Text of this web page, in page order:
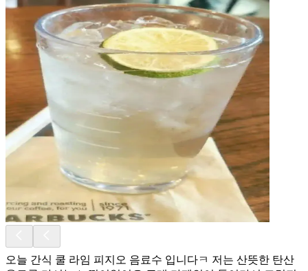
오늘 간식 쿨 라임 피지오 음료수 입니다ㅋ 저는 산뜻한 탄산